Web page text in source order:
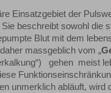
Einsatzgebiet der
beschreibt sowohl die
Blut mit dem
massgeblich vom „
gehen meist
unmerklich abläuft,